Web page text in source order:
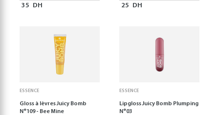
35 DH 25 DH
ESSENCE
Gloss à lèvres Juicy Bomb
N°109 - Bee Mine
ESSENCE
Lipgloss Juicy Bomb Plumping
N°03